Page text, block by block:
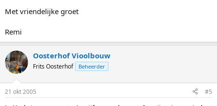
Met vriendelijke groet
Remi
Oosterhof Vioolbouw
Frits Oosterhof Beheerder
21 okt 2005 #5